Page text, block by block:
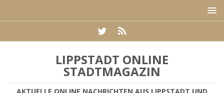
LIPPSTADT ONLINE
STADTMAGAZIN